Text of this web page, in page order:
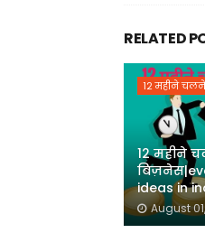
RELATED
12 महीने
12 महीने
ideas in
August